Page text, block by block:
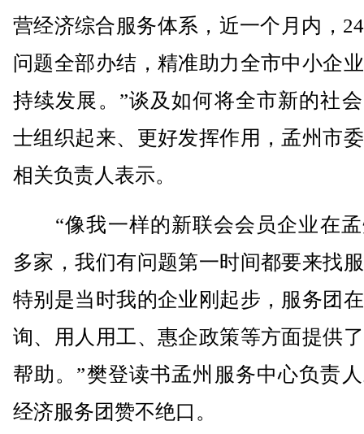
营经济综合服务体系，近一个月内，
问题全部办结，精准助力全市中小企
持续发展。”谈及如何将全市新的社
士组织起来、更好发挥作用，孟州市
相关负责人表示。
“像我一样的新联会会员企业在孟
多家，我们有问题第一时间都要来找
特别是当时我的企业刚起步，服务团
询、用人用工、惠企政策等方面提供
帮助。”樊登读书孟州服务中心负责
经济服务团赞不绝口。